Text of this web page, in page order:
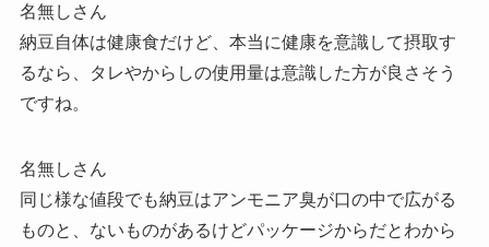
名無しさん
納豆自体は健康食だけど、本当に健康を意識して摂取す
るなら、タレやからしの使用量は意識した方が良さそう
ですね。
名無しさん
同じ様な値段でも納豆はアンモニア臭が口の中で広がる
ものと、ないものがあるけどパッケージからだとわから